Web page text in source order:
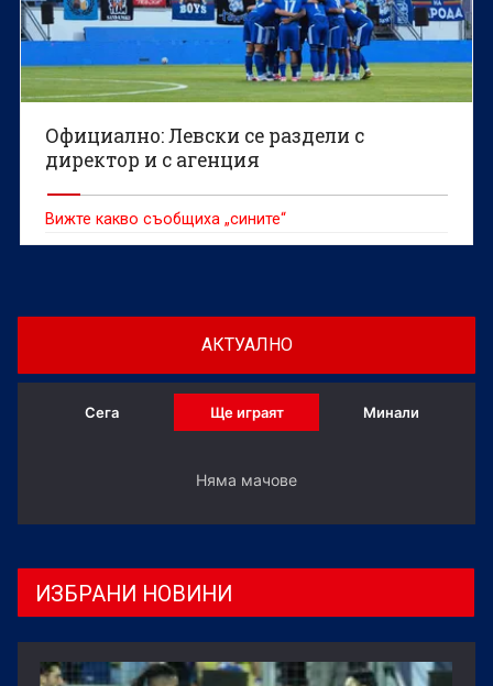
Официално: Левски се раздели с
директор и с агенция
Вижте какво съобщиха „сините“
АКТУАЛНО
Сега Ще играят Минали
Няма мачове
ИЗБРАНИ НОВИНИ